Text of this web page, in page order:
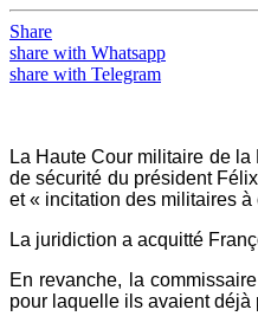
Share
share with Whatsapp
share with Telegram
La Haute Cour militaire de
de sécurité du président
et « incitation des militaires
La juridiction a acquitté
En revanche, la
pour laquelle ils avaient